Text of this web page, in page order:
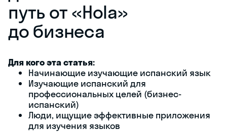
путь от «Hola»
до бизнеса
Для кого эта статья:
Начинающие изучающие испанский язык
Изучающие испанский для
профессиональных целей (бизнес-
испанский)
Люди, ищущие эффективные приложения
для изучения языков